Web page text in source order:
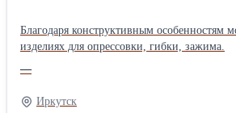
Благодаря конструктивным особенностям
изделиях для опрессовки, гибки, зажима.
—
Иркутск